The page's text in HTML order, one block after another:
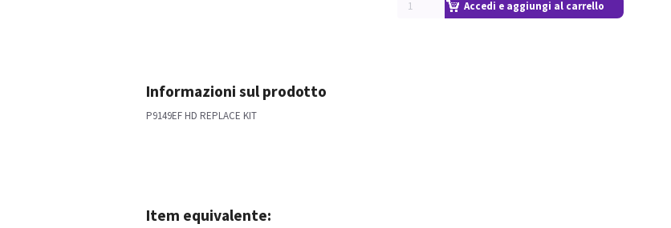
Accedi e aggiungi al carrello
Informazioni sul prodotto
P9149EF HD REPLACE KIT
Item equivalente: